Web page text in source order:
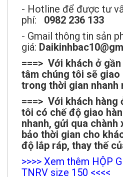
- Hotline để được tư
phí: 0982 236 133
- Gmail thông tin sản
giá:
===> Với khách ở
tâm chúng tôi sẽ giao
trong thời gian nhanh
===> Với khách hàng
tôi có chế độ giao
nhanh, gửi qua chành
bảo thời gian cho
độ lắp ráp, thay thế
>>>> Xem thêm HỘP
TNRV size 150 <<<<